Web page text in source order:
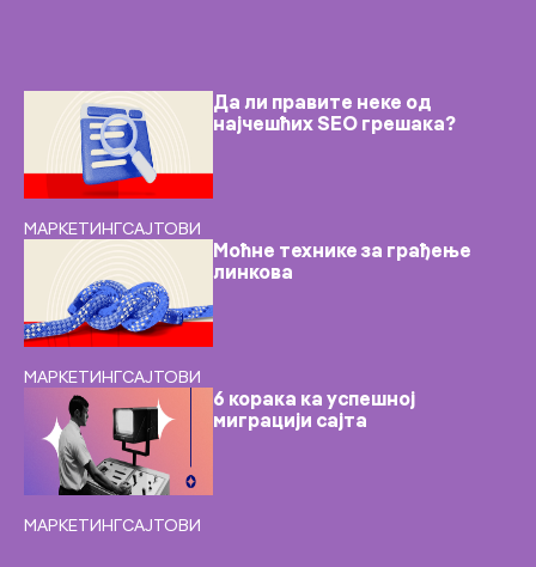
Да ли правите неке од
најчешћих SEO грешака?
МАРКЕТИНГСАЈТОВИ
Моћне технике за грађење
линкова
МАРКЕТИНГСАЈТОВИ
6 корака ка успешној
миграцији сајта
МАРКЕТИНГСАЈТОВИ